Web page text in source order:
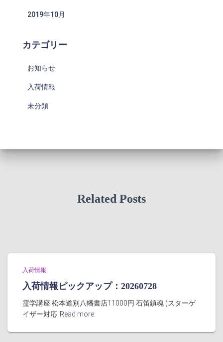
2019年10月
カテゴリー
お知らせ
入荷情報
未分類
Related Posts
入荷情報
入荷情報ピックアップ：20260728
霊学講座 松本道別八幡書店11000円 石笛鎮魂 (スターゲ
イザー対応 Read more